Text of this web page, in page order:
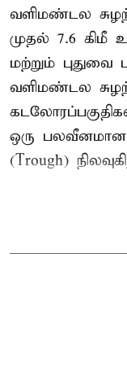
வளிமண்டல
முதல் 7.6
மற்றும் புதுவை
வளிமண்டல
ஒரு பலவீனமான
(Trough)